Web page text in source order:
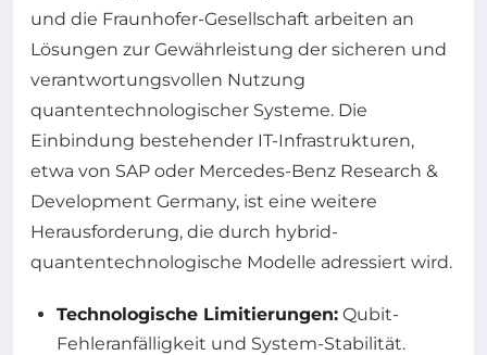
und die Fraunhofer-Gesellschaft arbeiten an
Lösungen zur Gewährleistung der sicheren und
verantwortungsvollen Nutzung
quantentechnologischer Systeme. Die
Einbindung bestehender IT-Infrastrukturen,
etwa von SAP oder Mercedes-Benz Research &
Development Germany, ist eine weitere
Herausforderung, die durch hybrid-
quantentechnologische Modelle adressiert wird.
Technologische Limitierungen: Qubit-
Fehleranfälligkeit und System-Stabilität.